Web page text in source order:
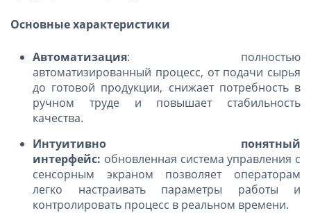
Основные характеристики
Автоматизация: полностью
автоматизированный процесс, от подачи сырья
до готовой продукции, снижает потребность в
ручном труде и повышает стабильность
качества.
Интуитивно понятный
интерфейс: обновленная система управления с
сенсорным экраном позволяет операторам
легко настраивать параметры работы и
контролировать процесс в реальном времени.